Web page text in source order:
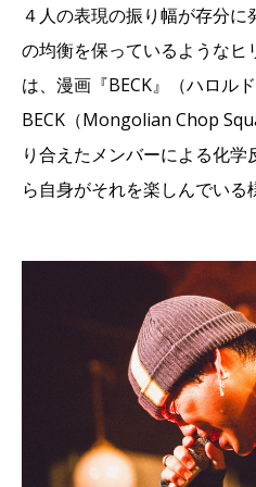
４人の表現の振り幅が存分に
の均衡を保っているような
は、漫画『BECK』（ハロル
BECK（Mongolian Chop
り合えたメンバーによる化
ら自身がそれを楽しんでいる